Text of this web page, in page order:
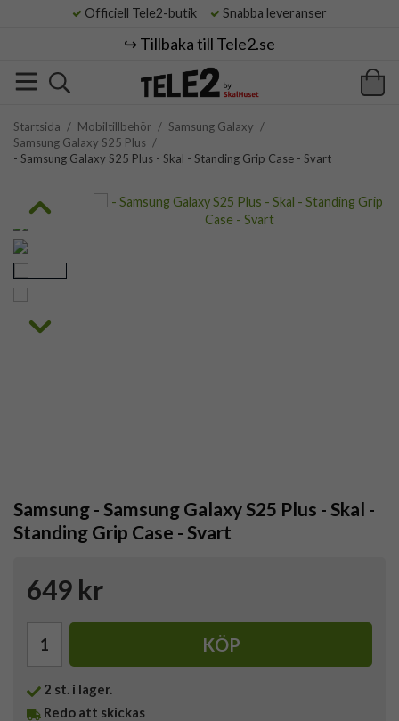
Officiell Tele2-butik Snabba leveranser
↪️ Tillbaka till Tele2.se
Startsida / Mobiltillbehör / Samsung Galaxy /
Samsung Galaxy S25 Plus /
- Samsung Galaxy S25 Plus - Skal - Standing Grip Case - Svart
Samsung - Samsung Galaxy S25 Plus - Skal -
Standing Grip Case - Svart
649 kr
KÖP
2 st. i lager.
Redo att skickas